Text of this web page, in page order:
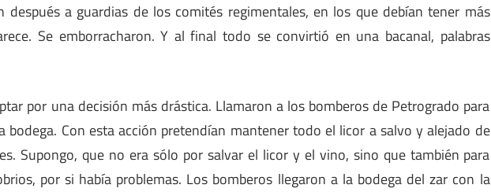
después a guardias de los comités regimentales, en los que debían tener más
Se emborracharon. Y al final todo se convirtió en una bacanal, palabras
por una decisión más drástica. Llamaron a los bomberos de Petrogrado para
bodega. Con esta acción pretendían mantener todo el licor a salvo y alejado de
Supongo, que no era sólo por salvar el licor y el vino, sino que también para
por si había problemas. Los bomberos llegaron a la bodega del zar con la